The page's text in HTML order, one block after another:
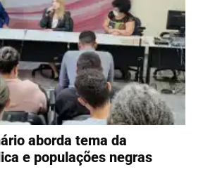
aborda tema da
e populações negras